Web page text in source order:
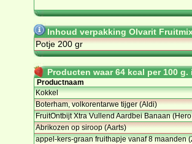
Inhoud verpakking Olvarit
Potje 200 gr
Producten waar 64 kcal per 100
Productnaam
Kokkel
Boterham, volkorentarwe tijger (Aldi)
FruitOntbijt Xtra Vullend Aardbei Banaan (Hero
Abrikozen op siroop (Aarts)
appel-kers-graan fruithapje vanaf 8 maanden